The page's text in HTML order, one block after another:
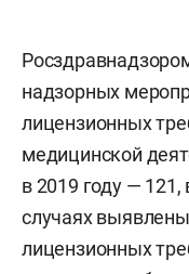
надзорных
лицензионных
медицинской
в 2019 году —
случаях
лицензионных